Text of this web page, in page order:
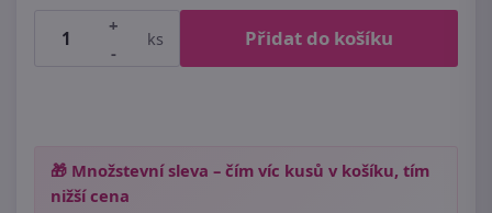
+
-
ks Přidat do košíku
🎁 Množstevní sleva – čím víc kusů v košíku, tím
nižší cena